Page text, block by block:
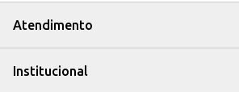
Pode ser consumido puro ou utilizado em receitas.
Ideal para revenda em mercados, padarias e
O Biscoito Dallas Cream Cracker é uma escolha
Atendimento
Institucional